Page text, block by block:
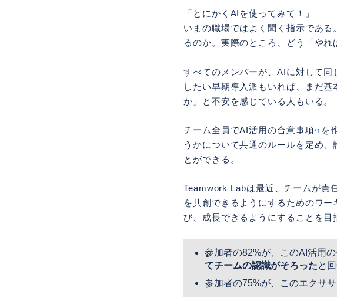
「とにかくAIを使ってみて！」
いまの職場ではよく聞く指示であ
るのか。実際のところ、どう「やれ
すべてのメンバーが、AIに対して
したい早期導入派もいれば、まだ
か」と不安を感じている人もいる。
チーム全員でAI活用の合意事項*1 を
うかについて共通のルールを定め
とができる。
Teamwork Labは最近、チームが責
を共創できるようにするためのワ
び、成長できるようにすることを目
参加者の82%が、このAI活用の
てチームの認識がそろったと
参加者の75%が、このエクサ